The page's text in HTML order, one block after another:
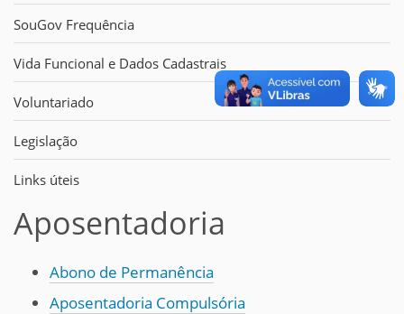
SouGov Frequência
Vida Funcional e Dados Cadastrais
Voluntariado
Legislação
Links úteis
Aposentadoria
Abono de Permanência
Aposentadoria Compulsória